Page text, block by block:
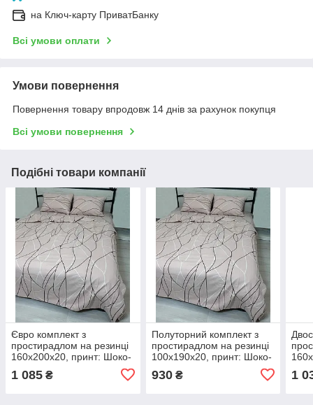
на Ключ-карту ПриватБанку
Всі умови оплати
Умови повернення
Повернення товару впродовж 14 днів за рахунок покупця
Всі умови повернення
Подібні товари компанії
Євро комплект з
простирадлом на резинці
160х200х20, принт: Шоко-
1 085 ₴
Полуторний комплект з
простирадлом на резинці
100х190х20, принт: Шоко-
930₴ 1